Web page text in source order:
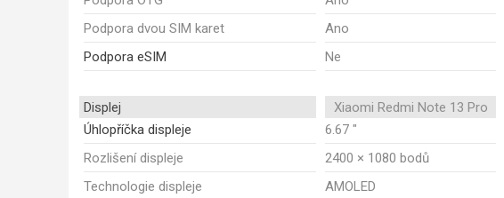
Podpora dvou SIM karet
Ano
Podpora eSIM
Ne
Displej Xiaomi Redmi Note 13 Pro
Úhlopříčka displeje
6.67 "
Rozlišení displeje
2400 × 1080 bodů
Technologie displeje
AMOLED